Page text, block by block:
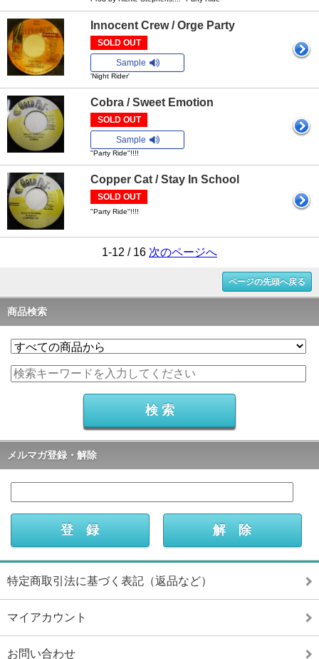
Innocent Crew / Orge Party
SOLD OUT
Sample
'Night Rider'
Cobra / Sweet Emotion
SOLD OUT
Sample
"Party Ride"!!!!
Copper Cat / Stay In School
SOLD OUT
"Party Ride"!!!!
1-12 / 16 次のページへ
ページの先頭へ戻る
商品検索
メルマガ登録・解除
特定商取引法に基づく表記（返品など）
マイアカウント
お問い合わせ